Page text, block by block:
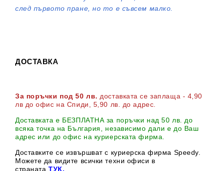
след първото пране, но то е съвсем малко.
ДОСТАВКА
За поръчки под 50 лв. доставката се заплаща - 4,90
лв до офис на Спиди
, 5,90 лв. до адрес
Доставката е БЕЗПЛАТНА за поръчки над 50 лв. до
всяка точка на България, независимо дали е до Ваш
адрес или до офис на куриерската фирма.
Доставките се извършват с куриерска фирма Speedy.
Можете да видите всички техни офиси в
страната ТУК.